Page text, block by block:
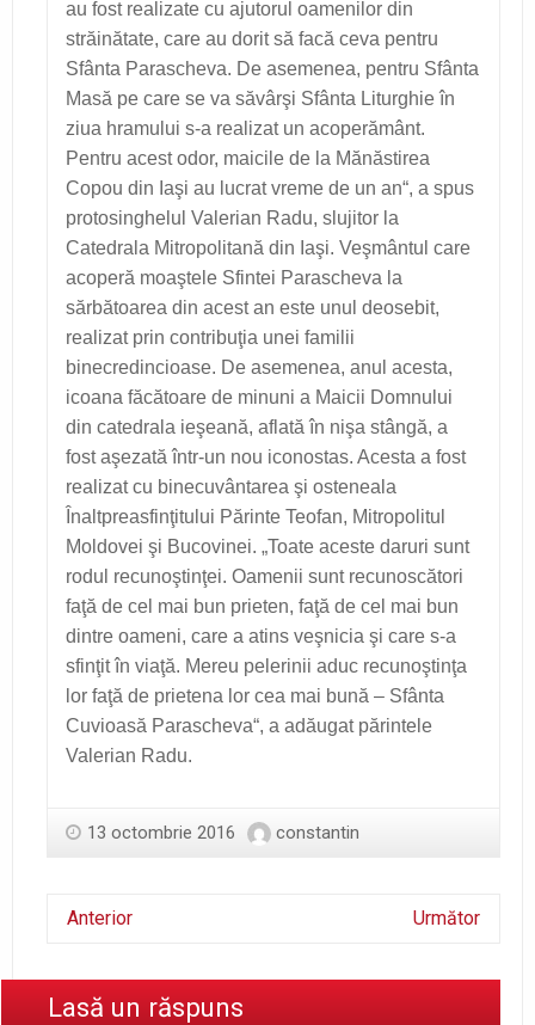
au fost realizate cu ajutorul oamenilor din
străinătate, care au dorit să facă ceva pentru
Sfânta Parascheva. De asemenea, pentru Sfânta
Masă pe care se va săvârşi Sfânta Liturghie în
ziua hramului s-a realizat un acoperământ.
Pentru acest odor, maicile de la Mănăstirea
Copou din Iaşi au lucrat vreme de un an“, a spus
protosinghelul Valerian Radu, slujitor la
Catedrala Mitropolitană din Iaşi. Veşmântul care
acoperă moaştele Sfintei Parascheva la
sărbătoarea din acest an este unul deosebit,
realizat prin contribuţia unei familii
binecredincioase. De asemenea, anul acesta,
icoana făcătoare de minuni a Maicii Domnului
din catedrala ieşeană, aflată în nişa stângă, a
fost aşezată într-un nou iconostas. Acesta a fost
realizat cu binecuvântarea şi osteneala
Înaltpreasfinţitului Părinte Teofan, Mitropolitul
Moldovei şi Bucovinei. „Toate aceste daruri sunt
rodul recunoştinţei. Oamenii sunt recunoscători
faţă de cel mai bun prieten, faţă de cel mai bun
dintre oameni, care a atins veşnicia şi care s-a
sfinţit în viaţă. Mereu pelerinii aduc recunoştinţa
lor faţă de prietena lor cea mai bună – Sfânta
Cuvioasă Parascheva“, a adăugat părintele
Valerian Radu.
13 octombrie 2016 constantin
Anterior Următor
Lasă un răspuns